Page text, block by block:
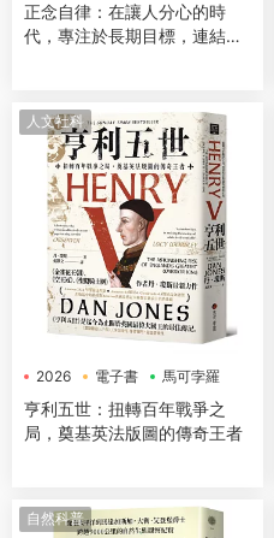
正念自律：在讓人分心的時
代，專注於長期目標，連結內
人文社科
2026 電子書 馬可孛羅
亨利五世：扭轉百年戰爭之
局，奠基英法版圖的傳奇王者
自然科普